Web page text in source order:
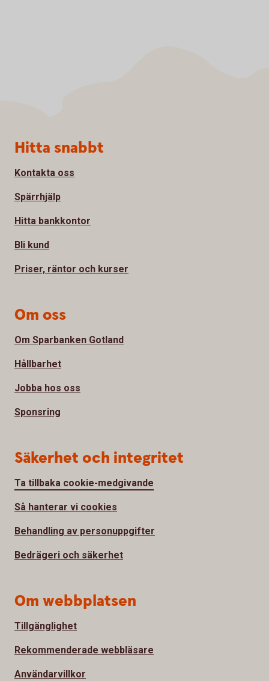
Sidfot
Hitta snabbt
Kontakta oss
Spärrhjälp
Hitta bankkontor
Bli kund
Priser, räntor och kurser
Om oss
Om Sparbanken Gotland
Hållbarhet
Jobba hos oss
Sponsring
Säkerhet och integritet
Ta tillbaka cookie-medgivande
Så hanterar vi cookies
Behandling av personuppgifter
Bedrägeri och säkerhet
Om webbplatsen
Tillgänglighet
Rekommenderade webbläsare
Användarvillkor